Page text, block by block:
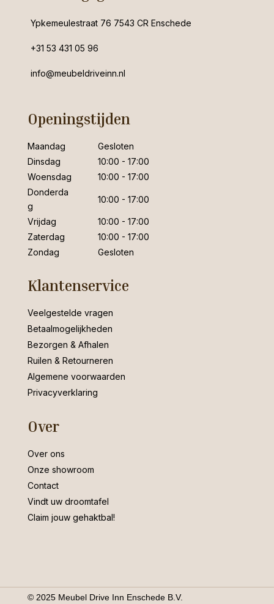
Ypkemeulestraat 76 7543 CR Enschede
+31 53 431 05 96
info@meubeldriveinn.nl
Openingstijden
Maandag
Gesloten
Dinsdag
10:00 - 17:00
Woensdag
10:00 - 17:00
Donderda
g
10:00 - 17:00
Vrijdag
10:00 - 17:00
Zaterdag
10:00 - 17:00
Zondag
Gesloten
Klantenservice
Veelgestelde vragen
Betaalmogelijkheden
Bezorgen & Afhalen
Ruilen & Retourneren
Algemene voorwaarden
Privacyverklaring
Over
Over ons
Onze showroom
Contact
Vindt uw droomtafel
Claim jouw gehaktbal!
© 2025 Meubel Drive Inn Enschede B.V.